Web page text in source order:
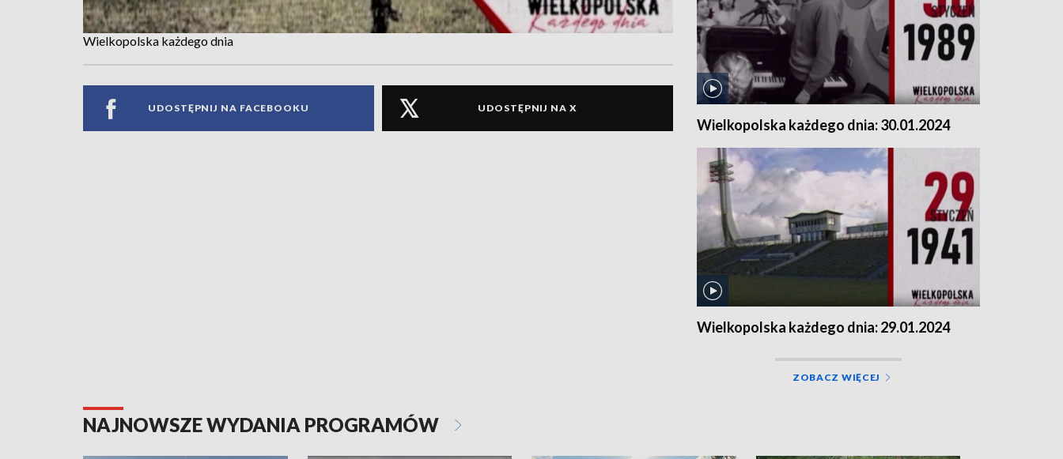
Wielkopolska każdego dnia
UDOSTĘPNIJ NA FACEBOOKU UDOSTĘPNIJ NA X
Wielkopolska każdego dnia: 30.01.2024
Wielkopolska każdego dnia: 29.01.2024
ZOBACZ WIĘCEJ
NAJNOWSZE WYDANIA PROGRAMÓW